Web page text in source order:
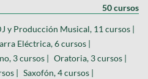
50 cursos
y Producción Musical, 11 cursos |
Eléctrica, 6 cursos |
3 cursos |
Oratoria, 3 cursos |
|
Saxofón, 4 cursos |